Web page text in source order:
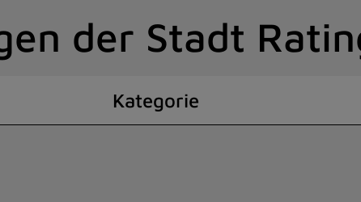
der Stadt
Kategorie